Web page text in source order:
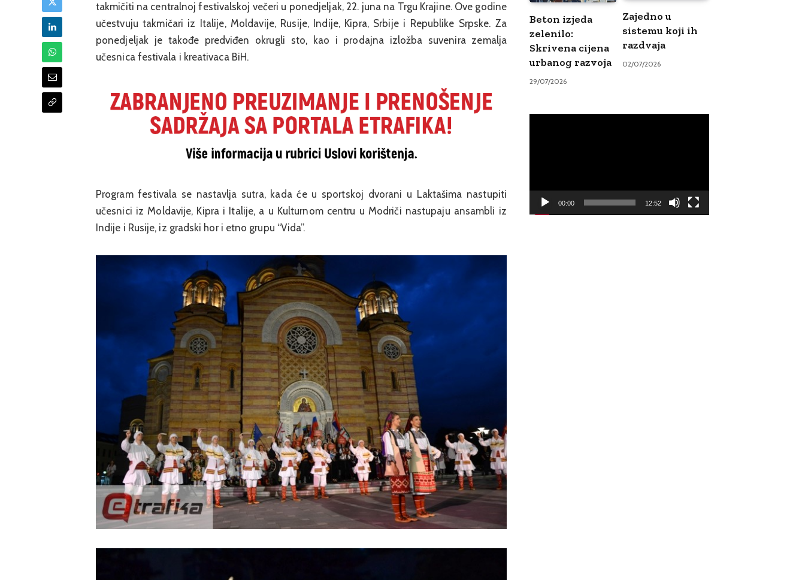
takmičiti na centralnoj festivalskoj večeri u ponedjeljak, 22. juna na Trgu Krajine. Ove godine
učestvuju takmičari iz Italije, Moldavije, Rusije, Indije, Kipra, Srbije i Republike Srpske. Za
ponedjeljak je takođe predviđen okrugli sto, kao i prodajna izložba suvenira zemalja
učesnica festivala i kreativaca BiH.
Program festivala se nastavlja sutra, kada će u sportskoj dvorani u Laktašima nastupiti
učesnici iz Moldavije, Kipra i Italije, a u Kulturnom centru u Modriči nastupaju ansambli iz
Indije i Rusije, iz gradski hor i etno grupu “Vida”.
Beton izjeda
zelenilo:
Skrivena cijena
urbanog razvoja
29/07/2026
Zajedno u
sistemu koji ih
razdvaja
02/07/2026
00:00 12:52